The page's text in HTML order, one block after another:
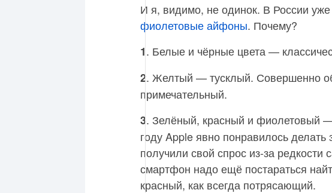
И я, видимо, не одинок. В России уже
фиолетовые айфоны. Почему?
1. Белые и чёрные цвета —
2. Желтый — тусклый. Совершенно
примечательный.
3. Зелёный, красный и фиолетовый
году Apple явно понравилось
получили свой спрос из-за
смартфон надо ещё постараться
красный, как всегда потрясающий.